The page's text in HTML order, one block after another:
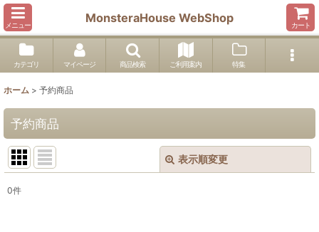
メニュー
MonsteraHouse WebShop
カート
カテゴリ マイページ 商品検索 ご利用案内 特集
ホーム > 予約商品
予約商品
表示順変更
0件